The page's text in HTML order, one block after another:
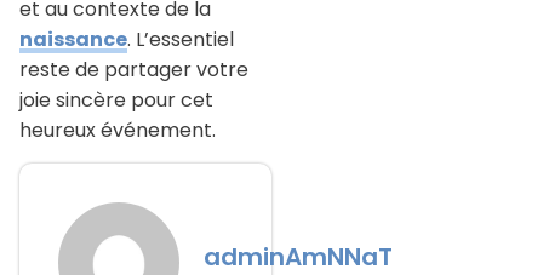
et au contexte de la
naissance. L’essentiel
reste de partager votre
joie sincère pour cet
heureux événement.
adminAmNNaT